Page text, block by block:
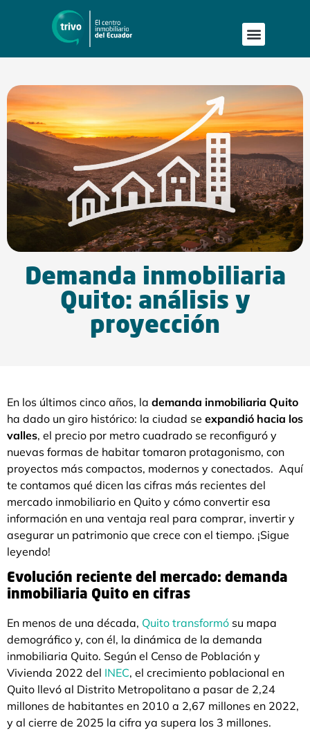
Demanda inmobiliaria
Quito: análisis y
proyección
En los últimos cinco años, la demanda inmobiliaria Quito
ha dado un giro histórico: la ciudad se expandió hacia los
valles, el precio por metro cuadrado se reconfiguró y
nuevas formas de habitar tomaron protagonismo, con
proyectos más compactos, modernos y conectados. Aquí
te contamos qué dicen las cifras más recientes del
mercado inmobiliario en Quito y cómo convertir esa
información en una ventaja real para comprar, invertir y
asegurar un patrimonio que crece con el tiempo. ¡Sigue
leyendo!
Evolución reciente del mercado: demanda
inmobiliaria Quito en cifras
En menos de una década, Quito transformó su mapa
demográfico y, con él, la dinámica de la demanda
inmobiliaria Quito. Según el Censo de Población y
Vivienda 2022 del INEC, el crecimiento poblacional en
Quito llevó al Distrito Metropolitano a pasar de 2,24
millones de habitantes en 2010 a 2,67 millones en 2022,
y al cierre de 2025 la cifra ya supera los 3 millones.